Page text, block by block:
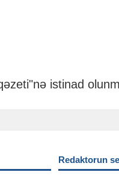
istinad
Redaktorun